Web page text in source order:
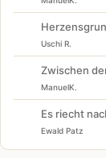
Uschi R.
Zwischen
ManuelK.
Es riecht
Ewald Patz